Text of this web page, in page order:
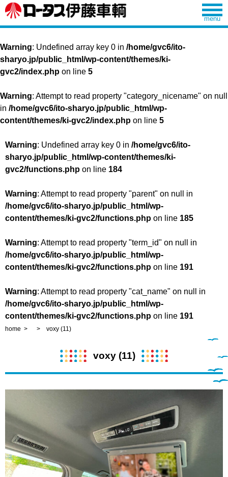
Warning: Undefined array key 0 in /home/gvc6/ito-
sharyo.jp/public_html/wp-content/themes/ki-
gvc2/index.php on line 5
Warning: Attempt to read property "category_nicename" on null
in /home/gvc6/ito-sharyo.jp/public_html/wp-
content/themes/ki-gvc2/index.php on line 5
Warning: Undefined array key 0 in /home/gvc6/ito-
sharyo.jp/public_html/wp-content/themes/ki-
gvc2/functions.php on line 184
Warning: Attempt to read property "parent" on null in
/home/gvc6/ito-sharyo.jp/public_html/wp-
content/themes/ki-gvc2/functions.php on line 185
Warning: Attempt to read property "term_id" on null in
/home/gvc6/ito-sharyo.jp/public_html/wp-
content/themes/ki-gvc2/functions.php on line 191
Warning: Attempt to read property "cat_name" on null in
/home/gvc6/ito-sharyo.jp/public_html/wp-
content/themes/ki-gvc2/functions.php on line 191
home voxy (11)
voxy (11)